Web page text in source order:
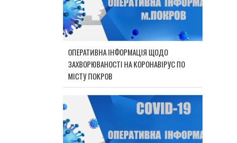
ОПЕРАТИВНА ІНФОРМАЦІЯ ЩОДО
ЗАХВОРЮВАНОСТІ НА КОРОНАВІРУС ПО
МІСТУ ПОКРОВ